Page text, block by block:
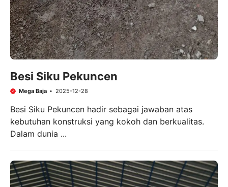
Besi Siku Pekuncen
Mega Baja 2025-12-28
Besi Siku Pekuncen hadir sebagai jawaban atas
kebutuhan konstruksi yang kokoh dan berkualitas.
Dalam dunia ...